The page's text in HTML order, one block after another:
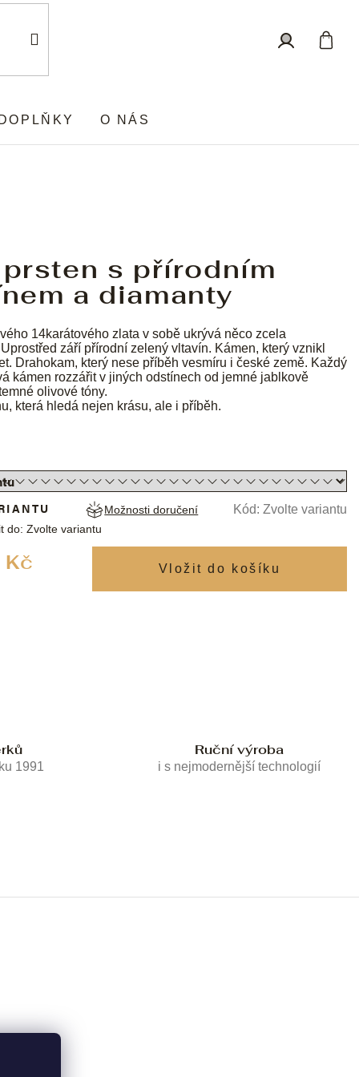
DOPLŇKY O NÁS
s přírodním
a diamanty
14karátového zlata v sobě ukrývá něco zcela
září přírodní zelený vltavín. Kámen, který vznikl
Drahokam, který nese příběh vesmíru i české země. Každý
kámen rozzářit v jiných odstínech od jemné jablkově
olivové tóny.
která hledá nejen krásu, ale i příběh.
do: Zvolte variantu
Možnosti doručení Kód: Zvolte variantu
1991
Ruční výroba
i s nejmodernější technologií